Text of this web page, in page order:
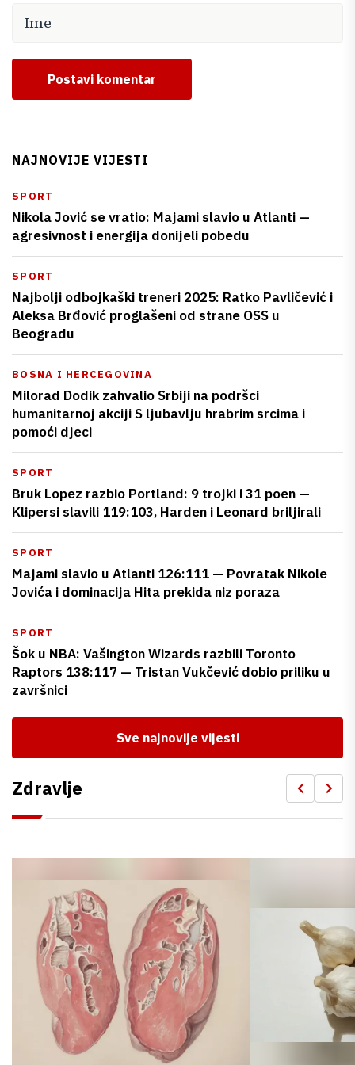
Postavi komentar
NAJNOVIJE VIJESTI
SPORT
Nikola Jović se vratio: Majami slavio u Atlanti —
agresivnost i energija donijeli pobedu
SPORT
Najbolji odbojkaški treneri 2025: Ratko Pavličević i
Aleksa Brđović proglašeni od strane OSS u
Beogradu
BOSNA I HERCEGOVINA
Milorad Dodik zahvalio Srbiji na podršci
humanitarnoj akciji S ljubavlju hrabrim srcima i
pomoći djeci
SPORT
Bruk Lopez razbio Portland: 9 trojki i 31 poen —
Klipersi slavili 119:103, Harden i Leonard briljirali
SPORT
Majami slavio u Atlanti 126:111 — Povratak Nikole
Jovića i dominacija Hita prekida niz poraza
SPORT
Šok u NBA: Vašington Wizards razbili Toronto
Raptors 138:117 — Tristan Vukčević dobio priliku u
završnici
Sve najnovije vijesti
Zdravlje